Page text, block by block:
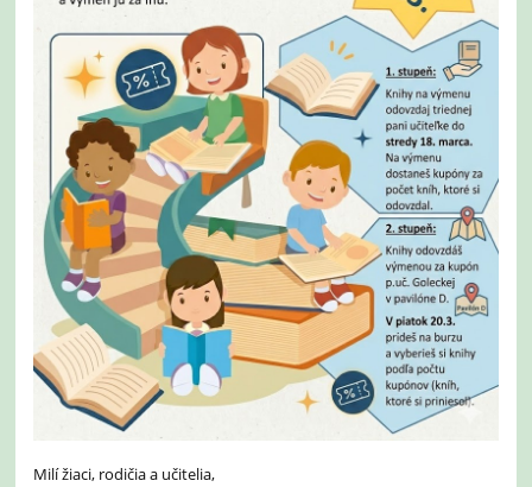
Milí žiaci, rodičia a učitelia,